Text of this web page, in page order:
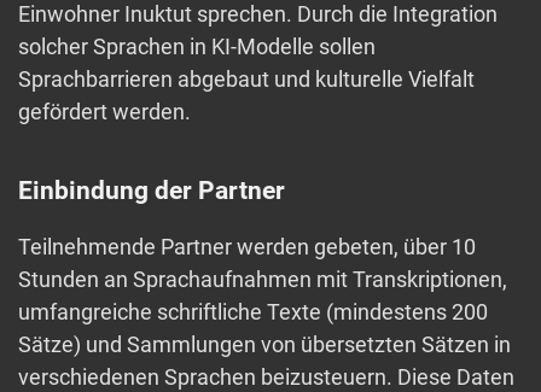
Einwohner Inuktut sprechen. Durch die Integration
solcher Sprachen in KI-Modelle sollen
Sprachbarrieren abgebaut und kulturelle Vielfalt
gefördert werden.
Einbindung der Partner
Teilnehmende Partner werden gebeten, über 10
Stunden an Sprachaufnahmen mit Transkriptionen,
umfangreiche schriftliche Texte (mindestens 200
Sätze) und Sammlungen von übersetzten Sätzen in
verschiedenen Sprachen beizusteuern. Diese Daten